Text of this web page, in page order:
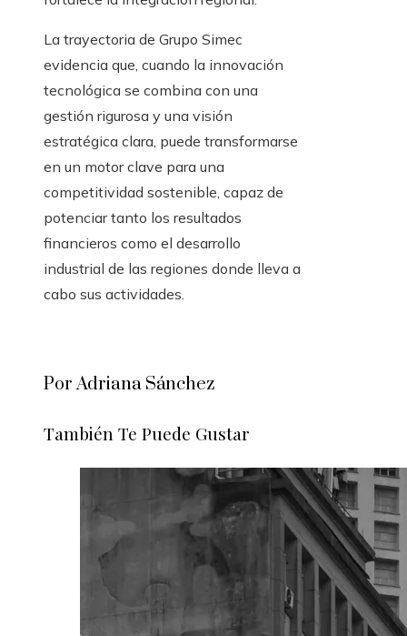
La trayectoria de Grupo Simec
evidencia que, cuando la innovación
tecnológica se combina con una
gestión rigurosa y una visión
estratégica clara, puede transformarse
en un motor clave para una
competitividad sostenible, capaz de
potenciar tanto los resultados
financieros como el desarrollo
industrial de las regiones donde lleva a
cabo sus actividades.
Por Adriana Sánchez
También Te Puede Gustar